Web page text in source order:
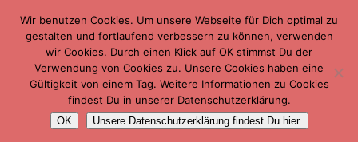
Wir benutzen Cookies. Um unsere Webseite für Dich optimal zu
gestalten und fortlaufend verbessern zu können, verwenden
wir Cookies. Durch einen Klick auf OK stimmst Du der
Verwendung von Cookies zu. Unsere Cookies haben eine
Gültigkeit von einem Tag. Weitere Informationen zu Cookies
findest Du in unserer Datenschutzerklärung.
OK Unsere Datenschutzerklärung findest Du hier.